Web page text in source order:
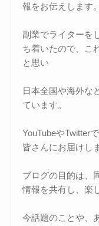
報をお伝えします。
副業でライターを
ち着いたので、こ
と思い
日本全国や海外な
ています。
YouTubeやTwitter
皆さんにお届けし
ブログの目的は、
情報を共有し、楽
今話題のことや、